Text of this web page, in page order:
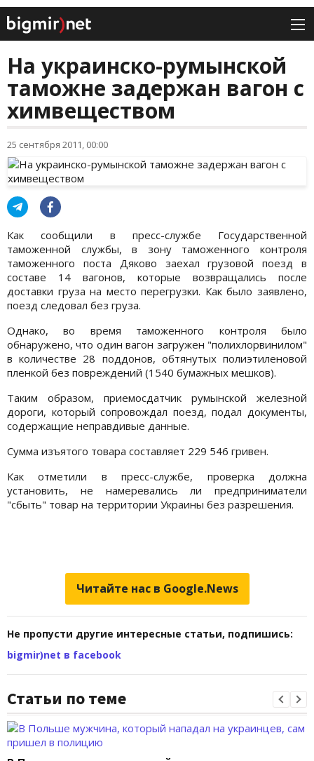
На украинско-румынской
таможне задержан вагон с
химвеществом
25 сентября 2011, 00:00
Как сообщили в пресс-службе Государственной
таможенной службы, в зону таможенного контроля
таможенного поста Дяково заехал грузовой поезд в
составе 14 вагонов, которые возвращались после
доставки груза на место перегрузки. Как было заявлено,
поезд следовал без груза.
Однако, во время таможенного контроля было
обнаружено, что один вагон загружен "полихлорвинилом"
в количестве 28 поддонов, обтянутых полиэтиленовой
пленкой без повреждений (1540 бумажных мешков).
Таким образом, приемосдатчик румынской железной
дороги, который сопровождал поезд, подал документы,
содержащие неправдивые данные.
Сумма изъятого товара составляет 229 546 гривен.
Как отметили в пресс-службе, проверка должна
установить, не намеревались ли предприниматели
"сбыть" товар на территории Украины без разрешения.
Читайте нас в Google.News
Не пропусти другие интересные статьи, подпишись:
bigmir)net в facebook
Статьи по теме